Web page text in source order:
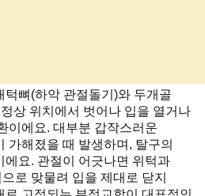
뼈(하악 관절돌기)와 두개골
상 위치에서 벗어나 입을 열거나
이에요. 대부분 갑작스러운
가해졌을 때 발생하며, 탈구의
에요. 관절이 어긋나면 위턱과
로 맞물려 입을 제대로 닫지